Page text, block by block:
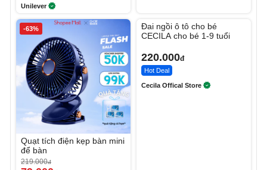
Unilever
-63%
Quạt tích điện kẹp bàn mini
để bàn
219.000đ
Đai ngồi ô tô cho bé
CECILA cho bé 1-9 tuổi
220.000đ
Hot Deal
Cecila Offical Store